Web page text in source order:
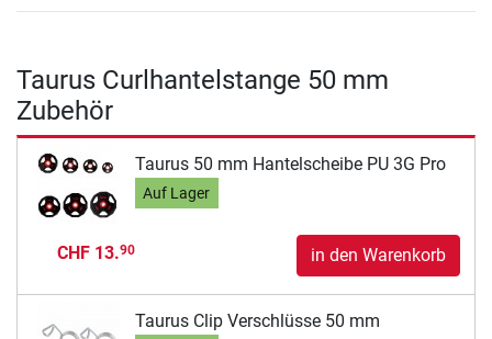
Taurus Curlhantelstange 50 mm
Zubehör
Taurus 50 mm Hantelscheibe PU 3G Pro
Auf Lager
CHF 13.90 in den Warenkorb
Taurus Clip Verschlüsse 50 mm